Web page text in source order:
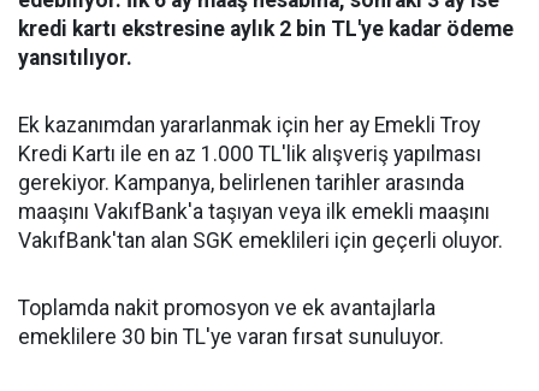
kredi kartı ekstresine aylık 2 bin TL'ye kadar ödeme
yansıtılıyor.
Ek kazanımdan yararlanmak için her ay Emekli Troy
Kredi Kartı ile en az 1.000 TL'lik alışveriş yapılması
gerekiyor. Kampanya, belirlenen tarihler arasında
maaşını VakıfBank'a taşıyan veya ilk emekli maaşını
VakıfBank'tan alan SGK emeklileri için geçerli oluyor.
Toplamda nakit promosyon ve ek avantajlarla
emeklilere 30 bin TL'ye varan fırsat sunuluyor.